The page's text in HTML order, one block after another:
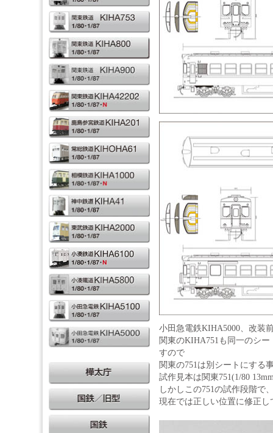
小田急電鉄KIHA5000、改装
関東のKIHA751も同一のシ
すので
関東の751は別シートにする
試作見本は関東751(1/80
しかしこの751の試作段階で
現在では正しい位置に修正し